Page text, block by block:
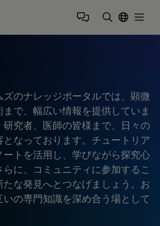
のナレッジポータルでは、顕微
で、幅広い情報を提供していま
究者、医師の皆様まで、日々の
なっております。チュートリア
トを活用し、学びながら探究心
に、コミュニティに参加するこ
な発見へとつなげましょう。お
の専門知識を深め合う場として